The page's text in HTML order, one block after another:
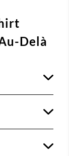
Delà